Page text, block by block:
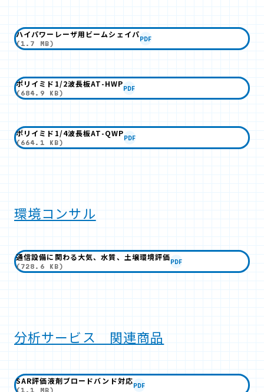
ハイパワーレーザ用ビームシェイパ
(1.7 MB)
PDF
ポリイミド1/2波長板AT-HWP
(684.9 KB)
PDF
ポリイミド1/4波長板AT-QWP
(664.1 KB)
PDF
環境コンサル
通信設備に関わる大気、水質、土壌環境評価
(728.6 KB)
PDF
分析サービス 関連商品
SAR評価液剤ブロードバンド対応
(1.1 MB)
PDF